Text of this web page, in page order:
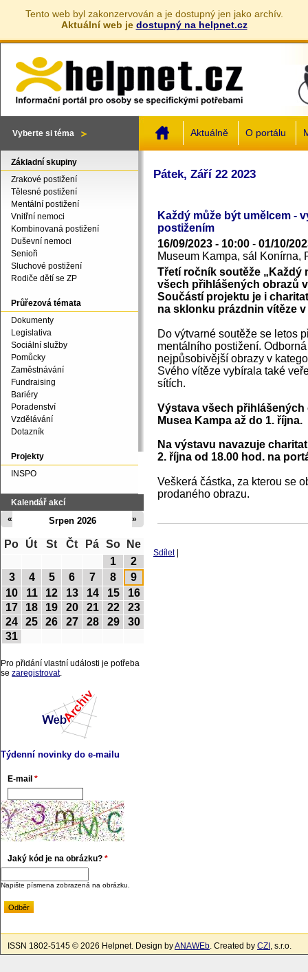
Tento web byl zakonzervován a je dostupný jen jako archív.
Aktuální web je dostupný na helpnet.cz
Vyberte si téma Aktuálně O portálu
Pátek, Září 22 2023
Každý může být umělcem -
postižením
16/09/2023 - 10:00 - 01/10/
Museum Kampa, sál Konírna,
Třetí ročník soutěže „Každý
všech přihlášených obrazů
Součástí projektu je i
na sklonku prázdnin vítěze
Do výtvarné soutěže se letos
mentálního postižení.
nejpůsobivější obrazy v
Svého vítěze vybírala také
sítích.
Výstava všech
Musea Kampa až do 1. října.
Na výstavu navazuje
2. října od 18.00 hod. na
Veškerá částka, za kterou se
prodaného obrazu.
Sdílet
Základní skupiny
Zrakové postižení
Tělesné postižení
Mentální postižení
Vnitřní nemoci
Kombinovaná postižení
Duševní nemoci
Senioři
Sluchové postižení
Rodiče dětí se ZP
Průřezová témata
Dokumenty
Legislativa
Sociální služby
Pomůcky
Zaměstnávání
Fundraising
Bariéry
Poradenství
Vzdělávání
Dotazník
Projekty
INSPO
Kalendář akcí
Srpen 2026
« »
Po Út St Čt Pá So
Ne
1
2
3
4 5 6 7 8
9
10
11 12 13 14 15
16
17
18 19 20 21 22
23
24
25 26 27 28 29
30
31
Pro přidání vlastní události je potřeba
se zaregistrovat.
Týdenní novinky do e-mailu
E-mail *
Jaký kód je na obrázku? *
Napište písmena zobrazená na obrázku.
ISSN 1802-5145 © 2026 Helpnet. Design byANAWEb. Created by CZI , s.r.o.